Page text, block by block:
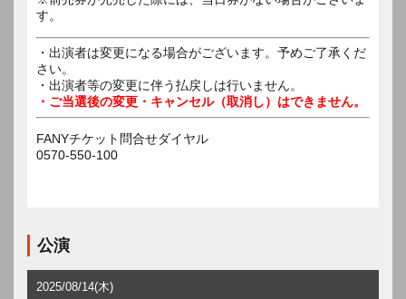
す。
・出演者は変更になる場合がございます。予めご了承くだ
さい。
・出演者等の変更に伴う払戻しは行いません。
・ご当選後の変更・キャンセル（取消し）はできません。
FANYチケット問合せダイヤル
0570-550-100
公演
2025/08/14(木)